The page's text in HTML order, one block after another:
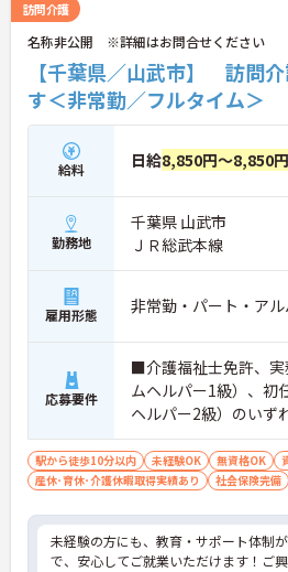
訪問介護
名称非公開 ※詳細はお問合せください
【千葉県／山武市】 訪問
す＜非常勤／フルタイム＞
給料 日給8,850円～8,850円
勤務地
千葉県 山武市
ＪＲ総武本線
雇用形態 非常勤・パート・アル
応募要件
■介護福祉士免許、
ムヘルパー1級）、初
ヘルパー2級）のいず
駅から徒歩10分以内 未経験OK 無資格OK
産休･育休･介護休暇取得実績あり
社会保険完備
未経験の方にも、教育・サポート体制
で、安心してご就業いただけます！ご